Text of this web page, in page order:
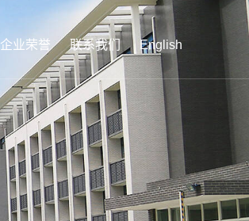
企业荣誉 联系我们 English